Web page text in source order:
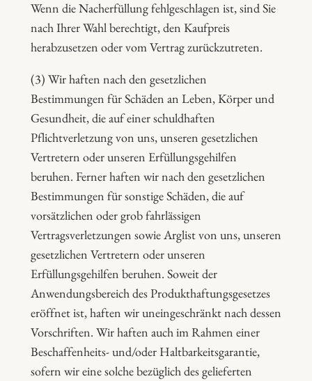
Wenn die Nacherfüllung fehlgeschlagen ist, sind Sie
nach Ihrer Wahl berechtigt, den Kaufpreis
herabzusetzen oder vom Vertrag zurückzutreten.
(3) Wir haften nach den gesetzlichen
Bestimmungen für Schäden an Leben, Körper und
Gesundheit, die auf einer schuldhaften
Pflichtverletzung von uns, unseren gesetzlichen
Vertretern oder unseren Erfüllungsgehilfen
beruhen. Ferner haften wir nach den gesetzlichen
Bestimmungen für sonstige Schäden, die auf
vorsätzlichen oder grob fahrlässigen
Vertragsverletzungen sowie Arglist von uns, unseren
gesetzlichen Vertretern oder unseren
Erfüllungsgehilfen beruhen. Soweit der
Anwendungsbereich des Produkthaftungsgesetzes
eröffnet ist, haften wir uneingeschränkt nach dessen
Vorschriften. Wir haften auch im Rahmen einer
Beschaffenheits- und/oder Haltbarkeitsgarantie,
sofern wir eine solche bezüglich des gelieferten